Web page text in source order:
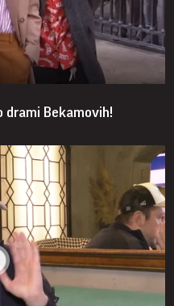
drami Bekamovih!